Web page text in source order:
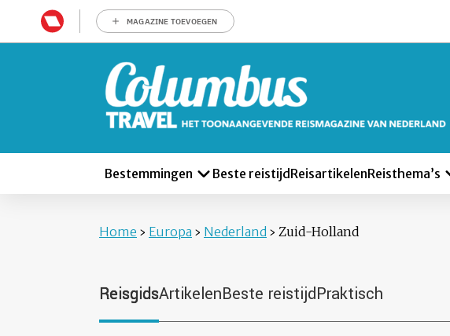
MAGAZINE TOEVOEGEN
Bestemmingen Beste reistijd ReisartikelenReisthema’s
Home › Europa › Nederland › Zuid-Holland
ReisgidsArtikelenBeste reistijdPraktisch